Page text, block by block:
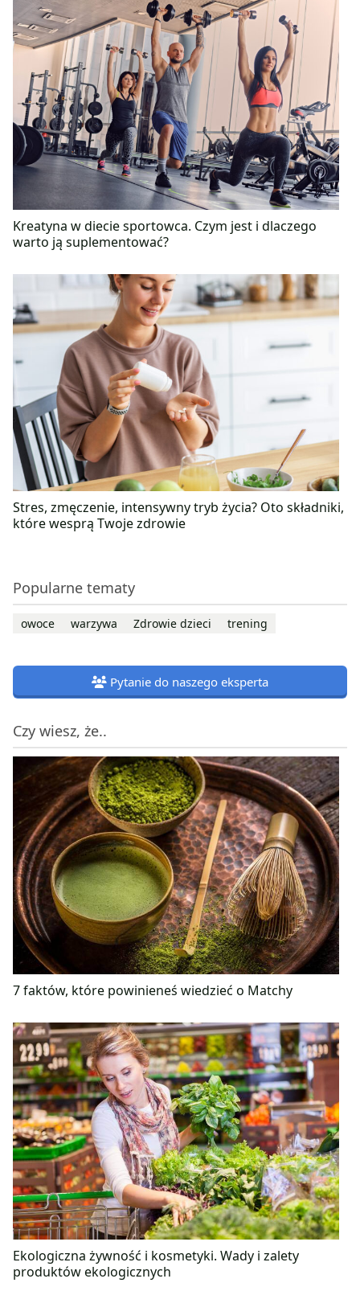
Kreatyna w diecie sportowca. Czym jest i dlaczego
warto ją suplementować?
Stres, zmęczenie, intensywny tryb życia? Oto składniki,
które wesprą Twoje zdrowie
Popularne tematy
owoce warzywa Zdrowie dzieci trening
Pytanie do naszego eksperta
Czy wiesz, że..
7 faktów, które powinieneś wiedzieć o Matchy
Ekologiczna żywność i kosmetyki. Wady i zalety
produktów ekologicznych